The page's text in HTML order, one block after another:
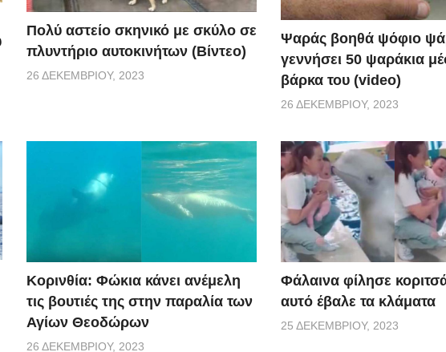
Πολύ αστείο σκηνικό με σκύλο σε
πλυντήριο αυτοκινήτων (Βίντεο)
26 ΔΕΚΕΜΒΡΊΟΥ, 2023
Ψαράς βοηθά ψόφιο
γεννήσει 50 ψαράκια
βάρκα του (video)
26 ΔΕΚΕΜΒΡΊΟΥ, 2023
Κορινθία: Φώκια κάνει ανέμελη
τις βουτιές της στην παραλία των
Αγίων Θεοδώρων
26 ΔΕΚΕΜΒΡΊΟΥ, 2023
Φάλαινα φίλησε
αυτό έβαλε τα κλάματα
25 ΔΕΚΕΜΒΡΊΟΥ, 2023